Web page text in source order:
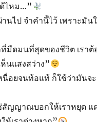
ไหม…”
านไป จำคำนี้ไว้ เพราะมัน
ที่มืดมนที่สุดของชีวิต เราต้
นแสงสว่าง”
นื่อยจนท้อแท้ ก็ใช้ว่ามันจ
ญญาณบอกให้เราหยุด แ